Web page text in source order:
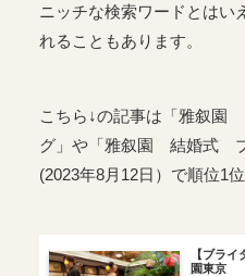
ニッチな検索ワードとはい
れることもあります。
こちら↓の記事は「雅叙
グ」や「雅叙園 結婚式
(2023年8月12日）で順位1位
【ブラ
園東京